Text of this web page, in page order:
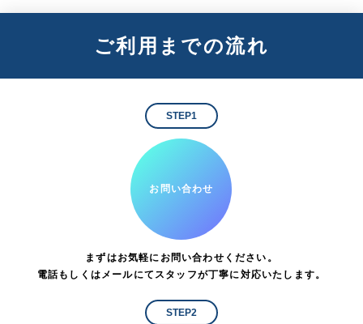
ご利用までの流れ
STEP1
お問い合わせ
まずはお気軽にお問い合わせください。
電話もしくはメールにてスタッフが丁寧に対応いたします。
STEP2